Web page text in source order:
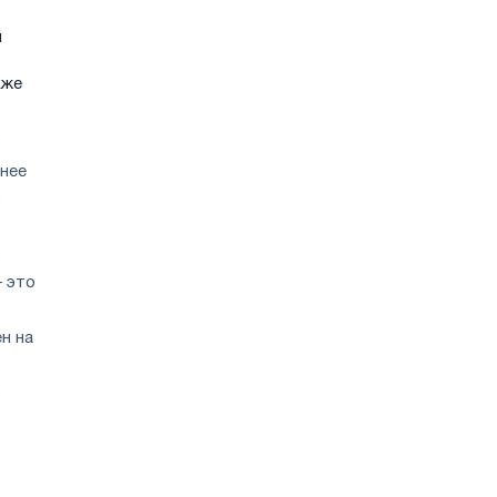
это
на